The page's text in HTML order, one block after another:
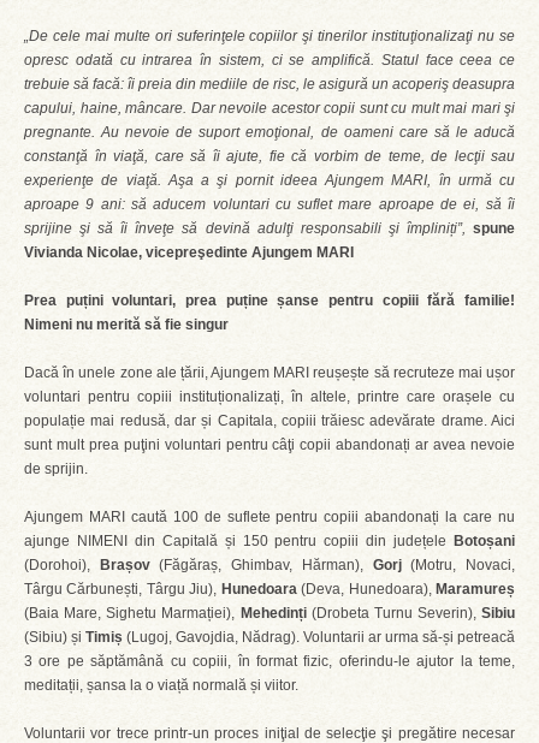
„De cele mai multe ori suferinţele copiilor şi tinerilor instituţionalizaţi nu se
opresc odată cu intrarea în sistem, ci se amplifică. Statul face ceea ce
trebuie să facă: îi preia din mediile de risc, le asigură un acoperiş deasupra
capului, haine, mâncare. Dar nevoile acestor copii sunt cu mult mai mari şi
pregnante. Au nevoie de suport emoţional, de oameni care să le aducă
constanţă în viaţă, care să îi ajute, fie că vorbim de teme, de lecţii sau
experienţe de viaţă. Aşa a şi pornit ideea Ajungem MARI, în urmă cu
aproape 9 ani: să aducem voluntari cu suflet mare aproape de ei, să îi
sprijine şi să îi înveţe să devină adulţi responsabili şi împliniți”, spune
Vivianda Nicolae, vicepreşedinte Ajungem MARI
Prea puțini voluntari, prea puține șanse pentru copiii fără familie!
Nimeni nu merită să fie singur
Dacă în unele zone ale țării, Ajungem MARI reușește să recruteze mai ușor
voluntari pentru copiii instituționalizați, în altele, printre care orașele cu
populație mai redusă, dar și Capitala, copiii trăiesc adevărate drame. Aici
sunt mult prea puţini voluntari pentru câţi copii abandonați ar avea nevoie
de sprijin.
Ajungem MARI caută 100 de suflete pentru copiii abandonați la care nu
ajunge NIMENI din Capitală și 150 pentru copiii din județele
Botoșani
(Dorohoi),
Brașov(Făgăraș, Ghimbav, Hărman), Gorj(Motru, Novaci,
Târgu Cărbunești, Târgu Jiu), Hunedoara(Deva, Hunedoara), Maramureș
(Baia Mare, Sighetu Marmației), Mehedinți(Drobeta Turnu Severin), Sibiu
(Sibiu) și Timiș (Lugoj, Gavojdia, Nădrag). Voluntarii ar urma să-și petreacă
3 ore pe săptămână cu copiii, în format fizic, oferindu-le ajutor la teme,
meditații, șansa la o viață normală și viitor.
Voluntarii vor trece printr-un proces iniţial de selecţie şi pregătire necesar